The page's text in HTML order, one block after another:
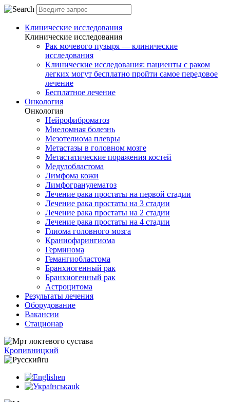
Клинические исследования
Клинические исследования
Рак мочевого пузыря — клинические
исследования
Клинические исследования: пациенты с раком
легких могут бесплатно пройти самое передовое
лечение
Бесплатное лечение
Онкология
Онкология
Нейрофиброматоз
Миеломная болезнь
Мезотелиома плевры
Метастазы в головном мозге
Метастатические поражения костей
Медулобластома
Лимфома кожи
Лимфогранулематоз
Лечение рака простаты на первой стадии
Лечение рака простаты на 3 стадии
Лечение рака простаты на 2 стадии
Лечение рака простаты на 4 стадии
Глиома головного мозга
Краниофарингиома
Герминома
Гемангиобластома
Бранхиогенный рак
Бранхиогенный рак
Астроцитома
Результаты лечения
Оборудование
Вакансии
Стационар
Кропивницкий
ru
en
uk